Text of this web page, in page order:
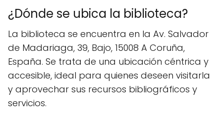
¿Dónde se ubica la biblioteca?
La biblioteca se encuentra en la Av. Salvador
de Madariaga, 39, Bajo, 15008 A Coruña,
España. Se trata de una ubicación céntrica y
accesible, ideal para quienes deseen visitarla
y aprovechar sus recursos bibliográficos y
servicios.